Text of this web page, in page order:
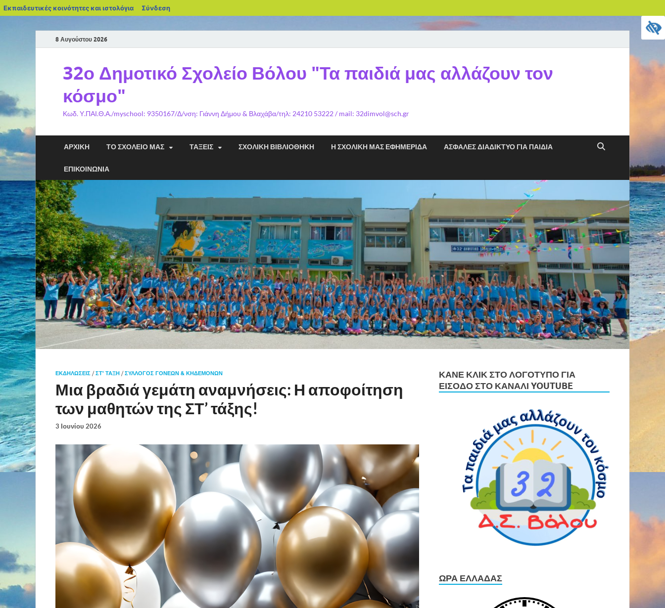
Εκπαιδευτικές κοινότητες και ιστολόγια Σύνδεση
8 Αυγούστου 2026
32ο Δημοτικό Σχολείο Βόλου "Τα παιδιά μας αλλάζουν τον
κόσμο"
Κωδ. Υ.ΠΑΙ.Θ.Α./myschool: 9350167/Δ/νση: Γιάννη Δήμου & Βλαχάβα/τηλ: 24210 53222 / mail: 32dimvol@sch.gr
ΑΡΧΙΚΉ ΤΟ ΣΧΟΛΕΊΟ ΜΑΣ ΤΆΞΕΙΣ ΣΧΟΛΙΚΉ ΒΙΒΛΙΟΘΉΚΗ Η ΣΧΟΛΙΚΉ ΜΑΣ ΕΦΗΜΕΡΊΔΑ ΑΣΦΑΛΈΣ ΔΙΑΔΊΚΤΥΟ ΓΙΑ ΠΑΙΔΙΆ
ΕΠΙΚΟΙΝΩΝΊΑ
ΕΚΔΗΛΏΣΕΙΣ /ΣΤ' ΤΑΞΗ /ΣΎΛΛΟΓΟΣ ΓΟΝΈΩΝ & ΚΗΔΕΜΌΝΩΝ
Μια βραδιά γεμάτη αναμνήσεις: Η αποφοίτηση
των μαθητών της ΣΤ’ τάξης!
3 Ιουνίου 2026
ΚΆΝΕ ΚΛΙΚ ΣΤΟ ΛΟΓΌΤΥΠΟ ΓΙΑ
ΕΊΣΟΔΟ ΣΤΟ ΚΑΝΆΛΙ YOUTUBE
ΏΡΑ ΕΛΛΆΔΑΣ